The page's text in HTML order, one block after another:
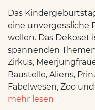
Das
eine unvergessliche
wollen. Das Dekoset
spannenden
Zirkus,
Baustelle, Aliens,
Fabelwesen, Zoo
mehr lesen